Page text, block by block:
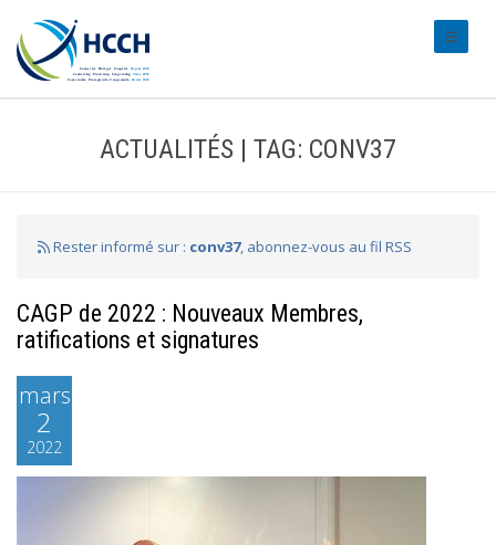
ACTUALITÉS | TAG: CONV37
Rester informé sur : conv37, abonnez-vous au fil RSS
CAGP de 2022 : Nouveaux Membres,
ratifications et signatures
mars
2
2022